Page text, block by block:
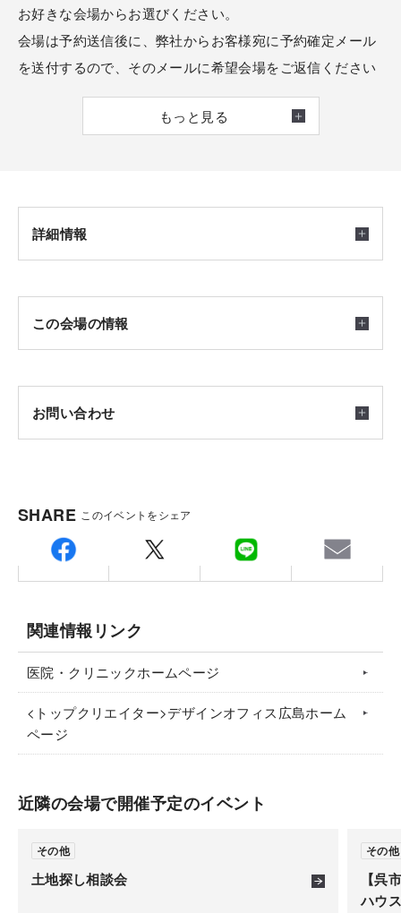
ら、トータルでご対応いたします。
医院・クリニックの新規開業や建替え、移転をご検討の際
もっと見る
お好きな会場からお選びください。
会場は予約送信後に、弊社からお客様宛に予約確定メール
を送付するので、そのメールに希望会場をご返信ください
・シャーウッド吉島展示場 ＠広島市中区吉島東
・life knit atelier FUKUYAMA ＠福山市御門町
・ビエナみどりまち展示場 ＠福山市緑町
詳細情報
開催日時
会場
広島県広島市安佐南区西原5-16-6
集合場所
広島県広島市安佐南区西原5-16-6
会場はお好きな会場からお選びいただけます。
ご注意
こちらのイベントは事前予約制となっております。
弊社からの予約確認メールをもって予約完了となりま
す。
この会場の情報
お問い合わせ
〒7310113
広島県広島市安佐南区西原5-16-6-3階
担当：眞澤(シンサワ)
備考：定休日/毎週火曜日・水曜日、祝日 営業時
※定休日及び営業時間外に頂いたお問い合わせ・ご予
約のお返事は翌営業日以降のご案内になります。
SHARE このイベントをシェア
関連情報リンク
医院・クリニックホームページ
<トップクリエイター>デザインオフィス広島ホーム
ページ
近隣の会場で開催予定のイベント
土地探し相談会
その他
【呉
ハウ
その他